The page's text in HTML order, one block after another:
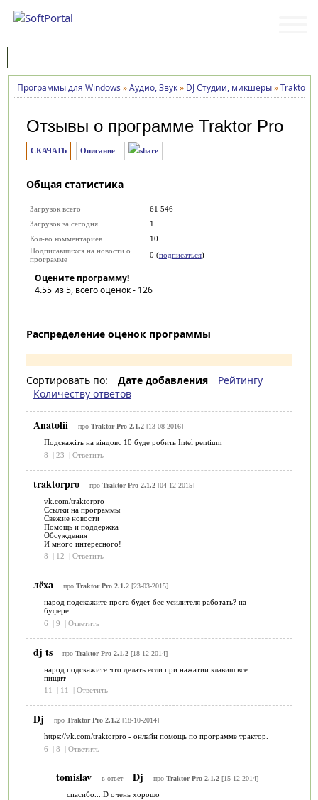
Программы для Windows »Аудио, Звук» DJ Студии, микшеры»Traktor
Отзывы о программе Traktor Pro
СКАЧАТЬ Описание
Общая статистика
Загрузок всего
61 546
Загрузок за сегодня
1
Кол-во комментариев
10
Подписавшихся на новости о
программе
0 (подписаться)
Оцените программу!
4.55из 5, всего оценок - 126
Распределение оценок программы
Сортировать по: Дате добавления
Рейтингу
Количеству ответов
Anatolii про Traktor Pro 2.1.2[13-08-2016]
Подскажіть на віндовс 10 буде робить Intel pentium
8
| 23 | Ответить
traktorpro про Traktor Pro 2.1.2[04-12-2015]
vk.com/traktorpro
Ссылки на программы
Свежие новости
Помощь и поддержка
Обсуждения
И много интересного!
8
| 12 | Ответить
лёха про Traktor Pro 2.1.2[23-03-2015]
народ подскажите прога будет бес усилителя работать? на
буфере
6
| 9 | Ответить
dj ts про Traktor Pro 2.1.2[18-12-2014]
народ подскажите что делать если при нажатии клавиш все
пищит
11
| 11 | Ответить
Dj про Traktor Pro 2.1.2[18-10-2014]
https://vk.com/traktorpro - онлайн помощь по программе трактор.
6
| 8 | Ответить
tomislav в ответ Dj про Traktor Pro 2.1.2[15-12-2014]
спасибо...:D очень хорошо